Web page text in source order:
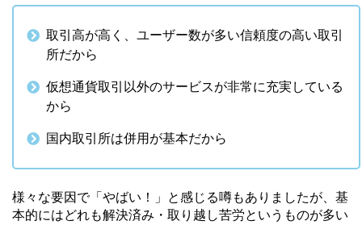
取引高が高く、ユーザー数が多い信頼度の高い取引
所だから
仮想通貨取引以外のサービスが非常に充実している
から
国内取引所は併用が基本だから
様々な要因で「やばい！」と感じる噂もありましたが、基
本的にはどれも解決済み・取り越し苦労というものが多い